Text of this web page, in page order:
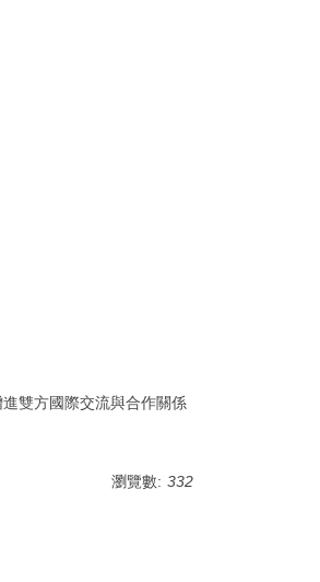
雙方國際交流與合作關係
瀏覽數: 332